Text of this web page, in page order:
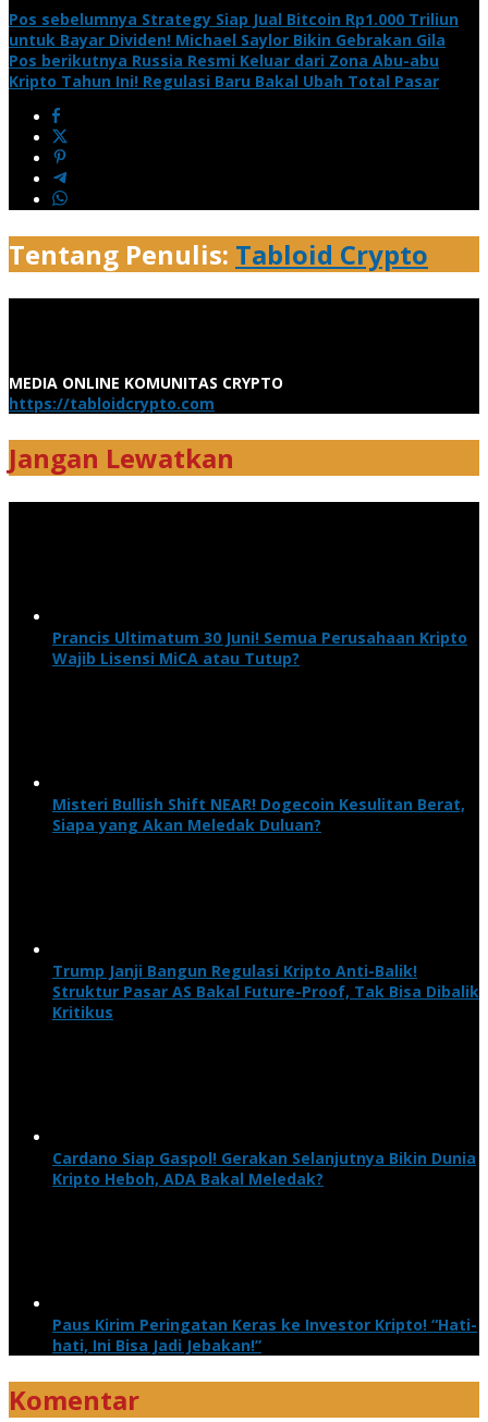
Pos sebelumnya Strategy Siap Jual Bitcoin Rp1.000 Triliun
untuk Bayar Dividen! Michael Saylor Bikin Gebrakan Gila
Pos berikutnya Russia Resmi Keluar dari Zona Abu-abu
Kripto Tahun Ini! Regulasi Baru Bakal Ubah Total Pasar
Tentang Penulis: Tabloid Crypto
MEDIA ONLINE KOMUNITAS CRYPTO
https://tabloidcrypto.com
Jangan Lewatkan
Prancis Ultimatum 30 Juni! Semua Perusahaan Kripto
Wajib Lisensi MiCA atau Tutup?
Misteri Bullish Shift NEAR! Dogecoin Kesulitan Berat,
Siapa yang Akan Meledak Duluan?
Trump Janji Bangun Regulasi Kripto Anti-Balik!
Struktur Pasar AS Bakal Future-Proof, Tak Bisa Dibalik
Kritikus
Cardano Siap Gaspol! Gerakan Selanjutnya Bikin Dunia
Kripto Heboh, ADA Bakal Meledak?
Paus Kirim Peringatan Keras ke Investor Kripto! “Hati-
hati, Ini Bisa Jadi Jebakan!”
Komentar